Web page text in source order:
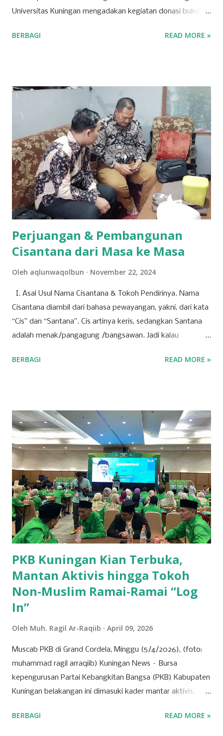
Universitas Kuningan mengadakan kegiatan donasi buku.
Yatim Dhu'afa Kuningan. Pengumpulan donasi buku
siapapun yang ingin melakukan donasi buku dapat
menghubungi narahubung Fitri (085226098233) atau
Rofiddin (081563845193). Kegiatan donasi buku tersebut
adalah bagian dari kegiatan yang akan Sinergis lakukan
dalam waktu dekat, yaitu diskusi publik yang membahas
mengenai kesehatan mental. "Sebetulnya donasi buku itu
rangkaian kegiatan dari acara diskusi publik. Karena Sinergis
juga memiliki kegiatan rutinan yang tujuannya agar
meningkatkan minat baca dan literasi," jelas Elsa Nur
Sabela, Wakil Ketua Sinergis, s...
BERBAGI READ MORE »
Perjuangan & Pembangunan
Cisantana dari Masa ke Masa
Oleh aqlunwaqolbun November 22, 2024
I. Asal Usul Nama Cisantana & Tokoh Pendirinya. Nama
Cisantana diambil dari bahasa pewayangan, yakni, dari kata
“Cis” dan “Santana”. Cis artinya keris, sedangkan Santana
adalah menak/pangagung /bangsawan. Jadi kalau
pangagung/ bangsawan, atau juga bisa berarti seorang
bangsawan/ningrat, berwibawa, berpendidikan. Menurut
cerita leluhur, Cis = keris dari seorang bangsawan/menak
tersebut melayang dan jatuh di blok
pangbadakan/sekarang blok Cimantri sebelah utara Dusun
Malaraman, dahulu disana tempatnya pangguyangan badak
(badak mandi lumpur) dan dari Pena/ pulpen yang sering
dipakai menulis oleh bangsawan tersebut terbanglah ke
Panulisan, maka sangatlah kental ada istilah Cisantana-
Panulisan . Wilayah Kabupaten Kuningan, sudah disebut
dalam jaman keraja...
BERBAGI READ MORE »
PKB Kuningan Kian Terbuka,
Mantan Aktivis hingga Tokoh
Non-Muslim Ramai-Ramai “Log
In”
Oleh Muh. Ragil Ar-Raqiib April 09, 2026
Muscab PKB di Grand Cordela, Minggu (5/4/2026), (foto:
muhammad ragil arraqiib) Kuningan News – Bursa
kepengurusan Partai Kebangkitan Bangsa (PKB) Kabupaten
Kuningan belakangan ini dimasuki kader mantar aktivis.
semakin menunjukkan wajah barunya sebagai partai yang
BERBAGI READ MORE »